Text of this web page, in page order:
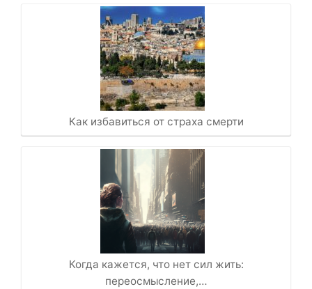
Как избавиться от страха смерти
Когда кажется, что нет сил жить:
переосмысление,…